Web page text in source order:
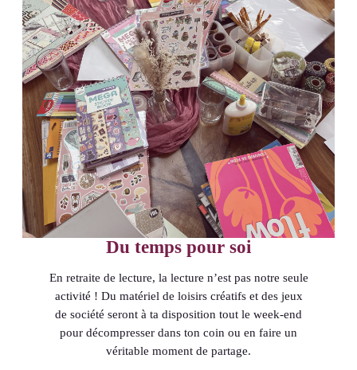
Du temps pour soi
En retraite de lecture, la lecture n’est pas notre seule
activité ! Du matériel de loisirs créatifs et des jeux
de société seront à ta disposition tout le week-end
pour décompresser dans ton coin ou en faire un
véritable moment de partage.